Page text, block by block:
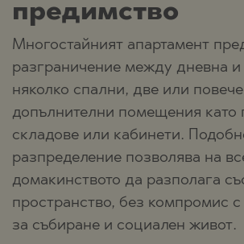
предимство
Многостайният апартамент
разграничение между дневна
няколко спални, две или
допълнителни помещения като
складове или кабинети.
разпределение позволява на
домакинството да разполага
пространство, без компромис
за събиране и социален живот.